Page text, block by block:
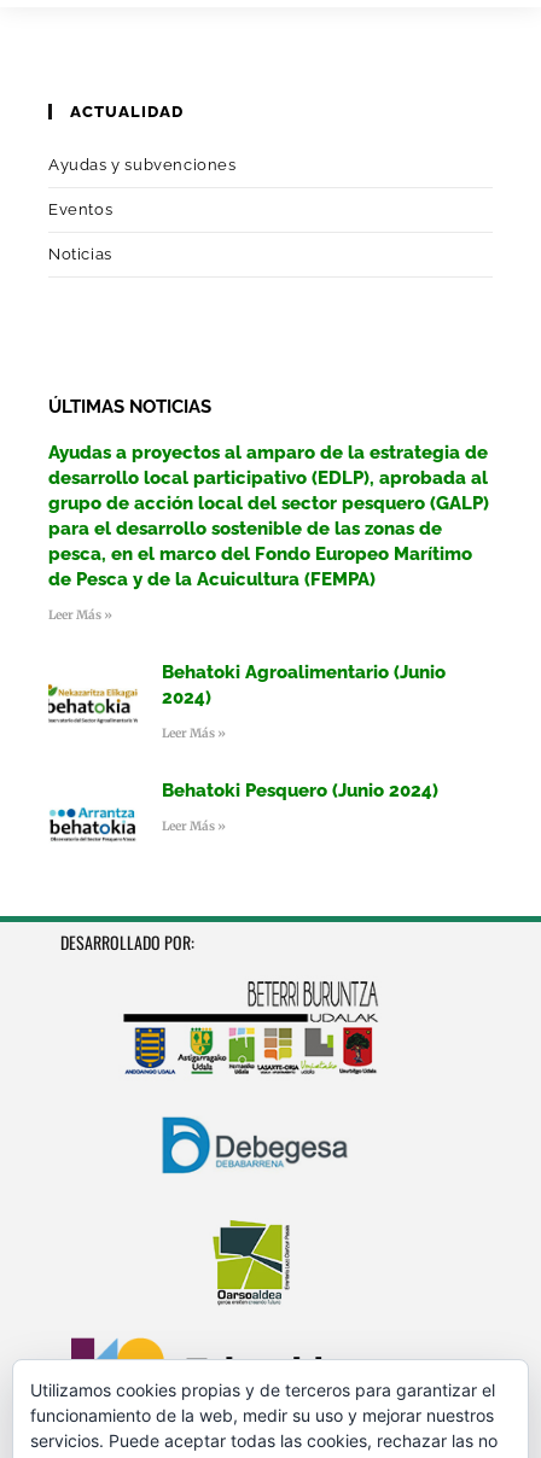
ACTUALIDAD
Ayudas y subvenciones
Eventos
Noticias
ÚLTIMAS NOTICIAS
Ayudas a proyectos al amparo de la estrategia de
desarrollo local participativo (EDLP), aprobada al
grupo de acción local del sector pesquero (GALP)
para el desarrollo sostenible de las zonas de
pesca, en el marco del Fondo Europeo Marítimo
de Pesca y de la Acuicultura (FEMPA)
Leer Más »
Behatoki Agroalimentario (Junio
2024)
Leer Más »
Behatoki Pesquero (Junio 2024)
Leer Más »
DESARROLLADO POR:
Utilizamos cookies propias y de terceros para garantizar el
funcionamiento de la web, medir su uso y mejorar nuestros
servicios. Puede aceptar todas las cookies, rechazar las no